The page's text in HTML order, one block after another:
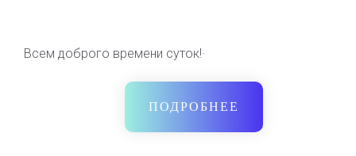
Всем доброго времени суток!·
ПОДРОБНЕЕ